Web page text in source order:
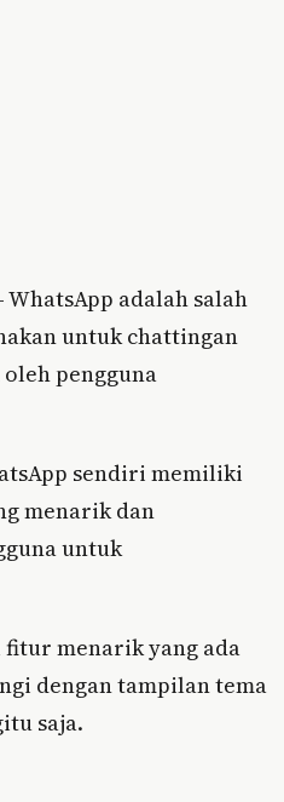
WhatsApp adalah salah
untuk chattingan
pengguna
sendiri memiliki
menarik dan
untuk
fitur menarik yang ada
dengan tampilan tema
saja.